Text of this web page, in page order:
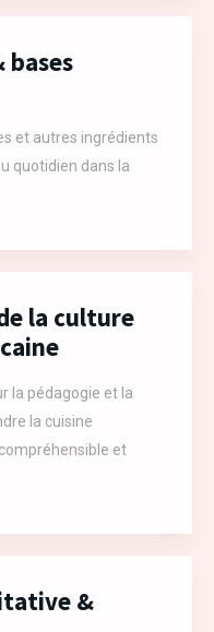
bases
et autres ingrédients
quotidien dans la
la culture
la pédagogie et la
la cuisine
et
&